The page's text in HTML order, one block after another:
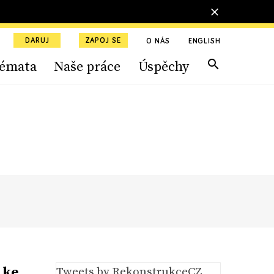
DARUJ ZAPOJ SE O NÁS ENGLISH
Naše práce Úspěchy